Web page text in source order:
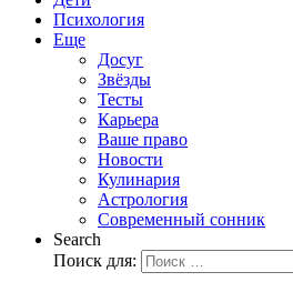
Психология
Еще
Досуг
Звёзды
Тесты
Карьера
Ваше право
Новости
Кулинария
Астрология
Современный сонник
Search
Поиск для: